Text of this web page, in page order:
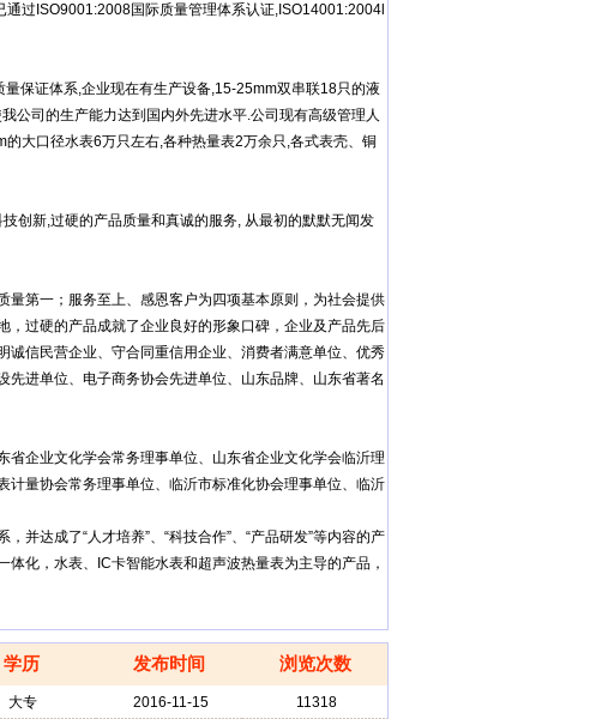
过ISO9001:2008国际质量管理体系认证,ISO14001:2004l
保证体系,企业现在有生产设备,15-25mm双串联18只的液
公司的生产能力达到国内外先进水平.公司现有高级管理人
大口径水表6万只左右,各种热量表2万余只,各式表壳、铜
创新,过硬的产品质量和真诚的服务, 从最初的默默无闻发
第一；服务至上、感恩客户为四项基本原则，为社会提供
过硬的产品成就了企业良好的形象口碑，企业及产品先后
信民营企业、守合同重信用企业、消费者满意单位、优秀
进单位、电子商务协会先进单位、山东品牌、山东省著名
企业文化学会常务理事单位、山东省企业文化学会临沂理
量协会常务理事单位、临沂市标准化协会理事单位、临沂
并达成了“人才培养”、“科技合作”、“产品研发”等内容的产
化，水表、IC卡智能水表和超声波热量表为主导的产品，
学历 发布时间 浏览次数
大专 2016-11-15 11318